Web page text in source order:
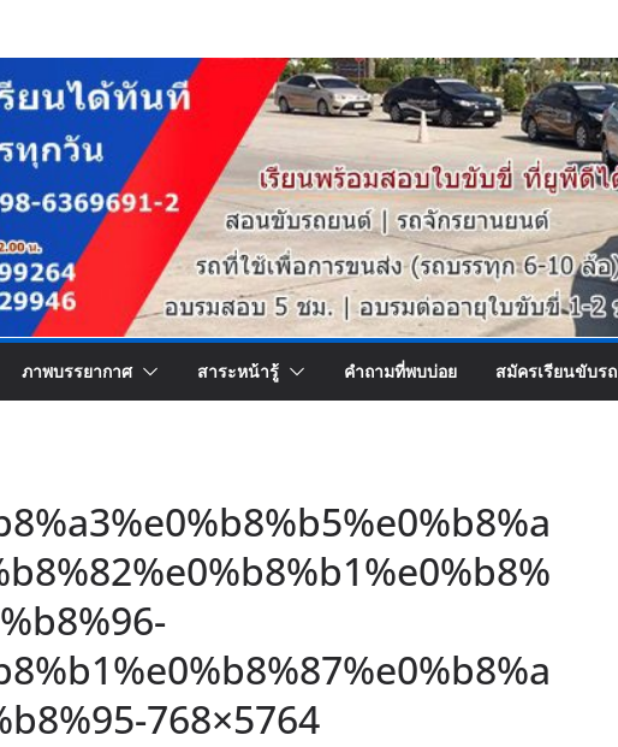
ภาพบรรยากาศ สาระหน้ารู้ คำถามที่พบบ่อย สมัครเรียนขับรถ
768×5764